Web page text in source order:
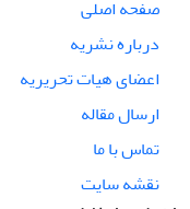
صفحه اصلی
درباره نشریه
اعضای هیات تحریریه
ارسال مقاله
تماس با ما
نقشه سایت